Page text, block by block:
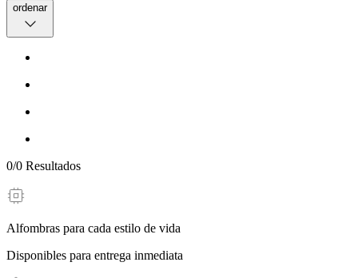
ordenar
0/0 Resultados
Alfombras para cada estilo de vida
Disponibles para entrega inmediata